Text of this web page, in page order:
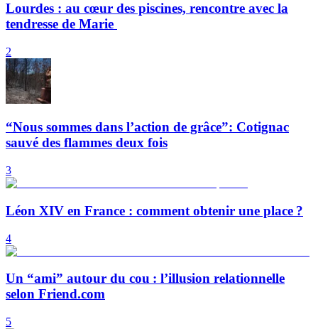
Lourdes : au cœur des piscines, rencontre avec la
tendresse de Marie
2
“Nous sommes dans l’action de grâce”: Cotignac
sauvé des flammes deux fois
3
Léon XIV en France : comment obtenir une place ?
4
Un “ami” autour du cou : l’illusion relationnelle
selon Friend.com
5